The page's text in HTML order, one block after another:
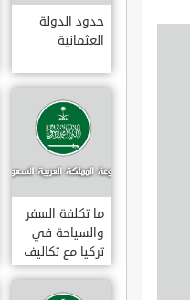
حدود الدولة
العثمانية
ما تكلفة السفر
والسياحة في
تركيا مع تكاليف
الاقامة